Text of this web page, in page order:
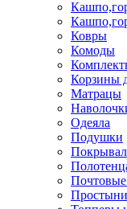
Ковры
Комоды
Корзины
Матрацы
Одеяла
Подушки